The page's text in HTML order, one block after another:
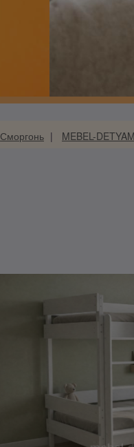
Сморгонь MEBEL-DETYAM